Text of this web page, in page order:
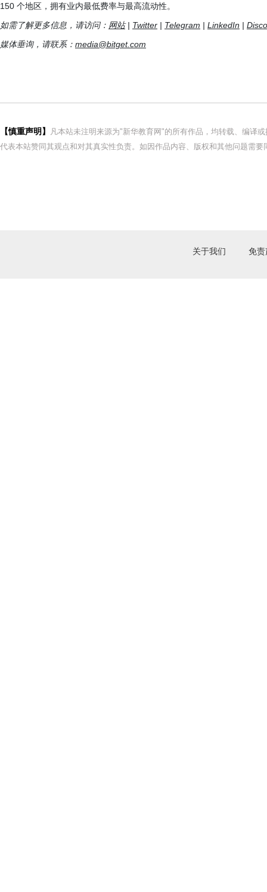
150 个地区，拥有业内最低费率与最高流动性。
如需了解更多信息，请访问： 网站| Twitter | Telegram | LinkedIn |
媒体垂询，请联系： media@bitget.com
【慎重声明】
凡本站未注明来源为"新华教育网"的所有作品，均转载、编译
代表本站赞同其观点和对其真实性负责。如因作品内容、版权和其他问题需
关于我们 免责